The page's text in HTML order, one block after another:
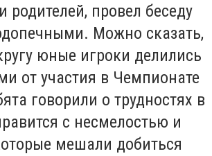
родителей, провел беседу
Можно сказать,
юные игроки делились
от участия в Чемпионате
говорили о трудностях в
с несмелостью и
мешали добиться